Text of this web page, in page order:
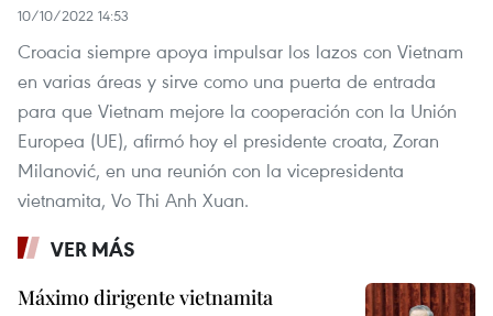
10/10/2022 14:53
Croacia siempre apoya impulsar los lazos con Vietnam
en varias áreas y sirve como una puerta de entrada
para que Vietnam mejore la cooperación con la Unión
Europea (UE), afirmó hoy el presidente croata, Zoran
Milanović, en una reunión con la vicepresidenta
vietnamita, Vo Thi Anh Xuan.
VER MÁS
Máximo dirigente vietnamita